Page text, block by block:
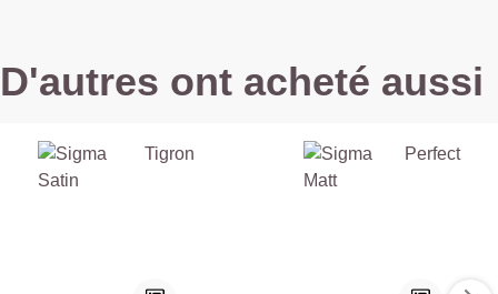
D'autres ont acheté aussi